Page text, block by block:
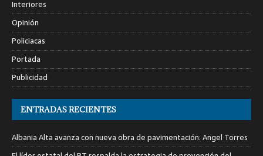
Interiores
Opinión
Policiacas
Portada
Publicidad
ENTRADAS RECIENTES
Albania Alta avanza con nueva obra de pavimentación: Angel Torres